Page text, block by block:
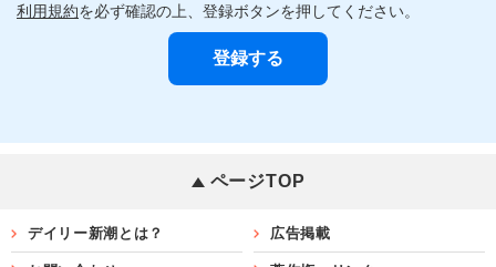
利用規約を必ず確認の上、登録ボタンを押してください。
ページTOP
デイリー新潮とは？ 広告掲載